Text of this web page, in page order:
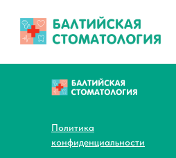
Политика
конфиденциальности